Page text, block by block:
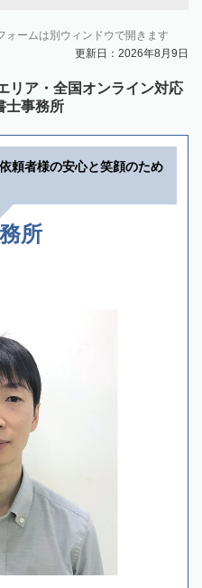
ォームは別ウィンドウで開きます
更新日：2026年8月9日
リア・全国オンライン対応
士事務所
頼者様の安心と笑顔のため
所